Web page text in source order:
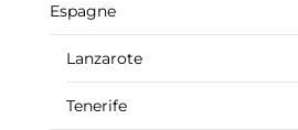
Espagne
Lanzarote
Tenerife